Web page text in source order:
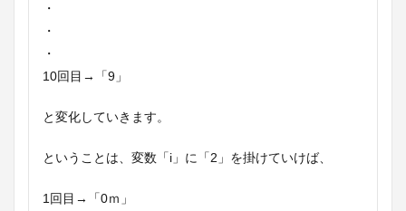
・
・
・
10回目→「9」
と変化していきます。
ということは、変数「i」に「2」を掛けていけば、
1回目→「0ｍ」